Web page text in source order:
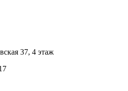
37, 4 этаж